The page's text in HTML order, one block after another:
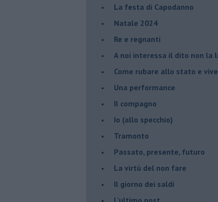
La festa di Capodanno
Natale 2024
Re e regnanti
A noi interessa il dito non la
Come rubare allo stato e
Una performance
Il compagno
​Io (allo specchio)
Tramonto
Passato, presente, futuro
La virtù del non fare
Il giorno dei saldi
L'ultimo post